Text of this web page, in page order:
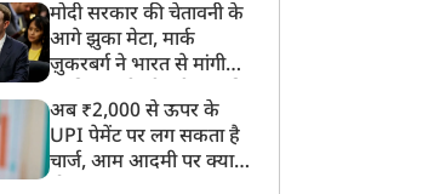
मोदी सरकार की चेतावनी के
आगे झुका मेटा, मार्क
ज़ुकरबर्ग ने भारत से मांगी
अब ₹2,000 से ऊपर के
UPI पेमेंट पर लग सकता है
चार्ज, आम आदमी पर क्या